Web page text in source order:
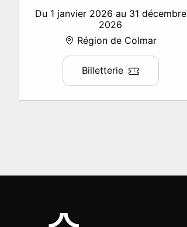
Du 1 janvier 2026 au 31 décembre
2026
Région de Colmar
Billetterie